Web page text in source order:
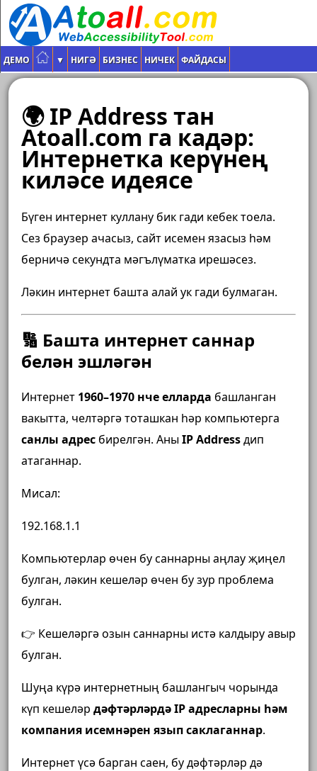
ДЕМО ▼ НИГӘ БИЗНЕС НИЧЕК ФАЙДАСЫ
🌍 IP Address тан
Atoall.com га кадәр:
Интернетка керүнең
киләсе идеясе
Бүген интернет куллану бик гади кебек тоела.
Сез браузер ачасыз, сайт исемен язасыз һәм
берничә секундта мәгълүматка ирешәсез.
Ләкин интернет башта алай ук гади булмаган.
🔢 Башта интернет саннар
белән эшләгән
Интернет 1960–1970 нче елларда башланган
вакытта, челтәргә тоташкан һәр компьютерга
санлы адрес бирелгән. АныIP Addressдип
атаганнар.
Мисал:
192.168.1.1
Компьютерлар өчен бу саннарны аңлау җиңел
булган, ләкин кешеләр өчен бу зур проблема
булган.
👉 Кешеләргә озын саннарны истә калдыру авыр
булган.
Шуңа күрә интернетның башлангыч чорында
күп кешеләр дәфтәрләрдә IP адресларны һәм
компания исемнәрен язып саклаганнар.
Интернет үсә барган саен, бу дәфтәрләр дә